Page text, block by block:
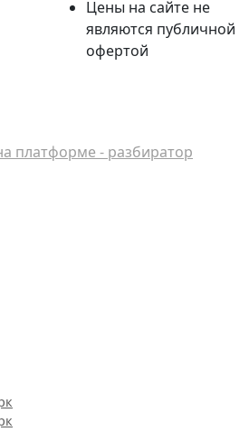
Цены на сайте не
являются публичной
офертой
платформе - разбиратор